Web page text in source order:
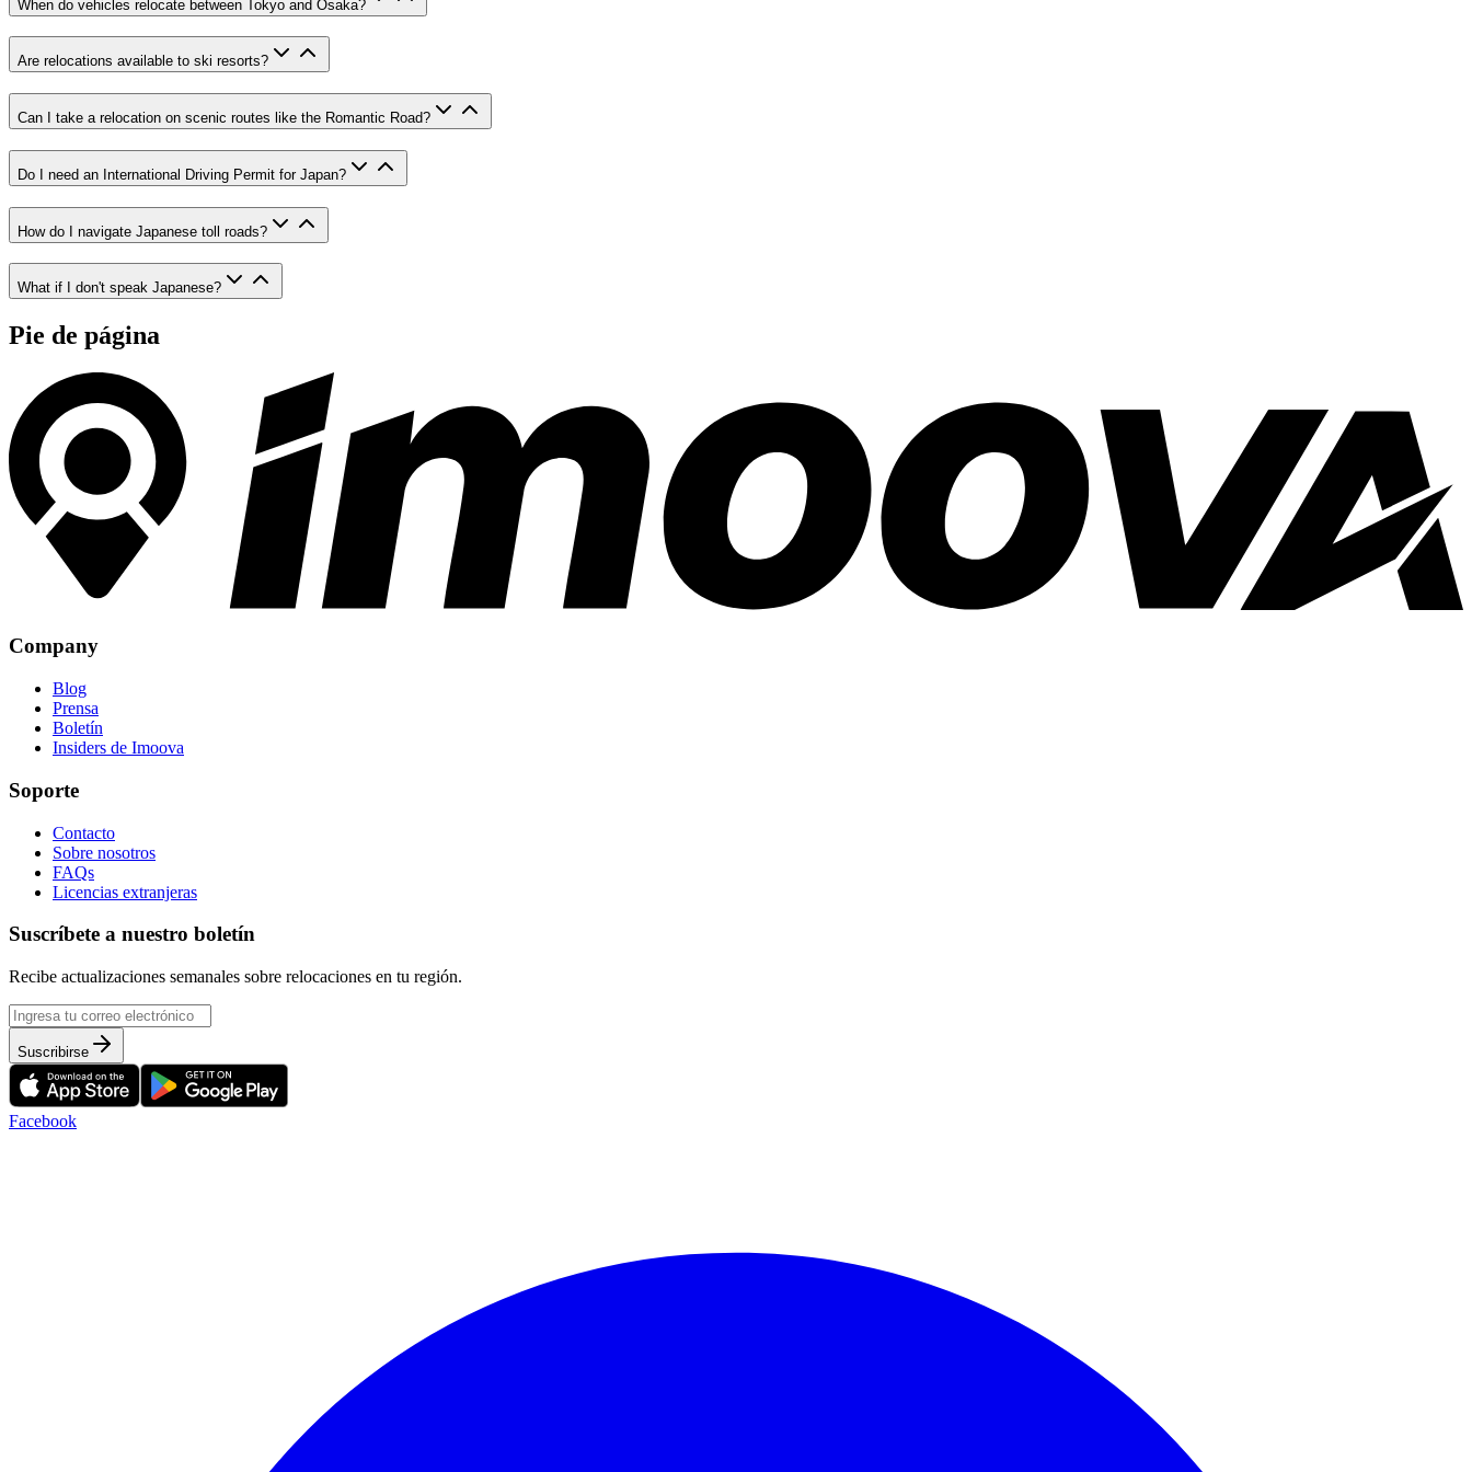
When do vehicles relocate between Tokyo and Osaka?
Are relocations available to ski resorts?
Can I take a relocation on scenic routes like the Romantic Road?
Do I need an International Driving Permit for Japan?
How do I navigate Japanese toll roads?
What if I don't speak Japanese?
Pie de página
Company
Blog
Prensa
Boletín
Insiders de Imoova
Soporte
Contacto
Sobre nosotros
FAQs
Licencias extranjeras
Suscríbete a nuestro boletín
Recibe actualizaciones semanales sobre relocaciones en tu región.
Suscribirse
Facebook